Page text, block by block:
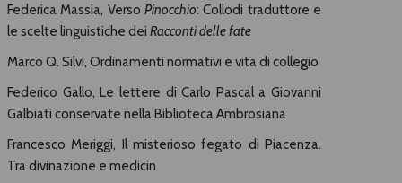
Federica Massia, Verso Pinocchio: Collodi traduttore e
le scelte linguistiche dei Racconti delle fate
Marco Q. Silvi, Ordinamenti normativi e vita di collegio
Federico Gallo, Le lettere di Carlo Pascal a Giovanni
Galbiati conservate nella Biblioteca Ambrosiana
Francesco Meriggi, Il misterioso fegato di Piacenza.
Tra divinazione e medicin